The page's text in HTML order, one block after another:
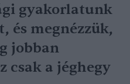
gyakorlatunk
és megnézzük,
jobban
csak a jéghegy